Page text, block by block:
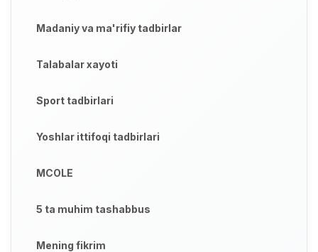
Madaniy va ma'rifiy tadbirlar
Talabalar xayoti
Sport tadbirlari
Yoshlar ittifoqi tadbirlari
MCOLE
5 ta muhim tashabbus
Mening fikrim